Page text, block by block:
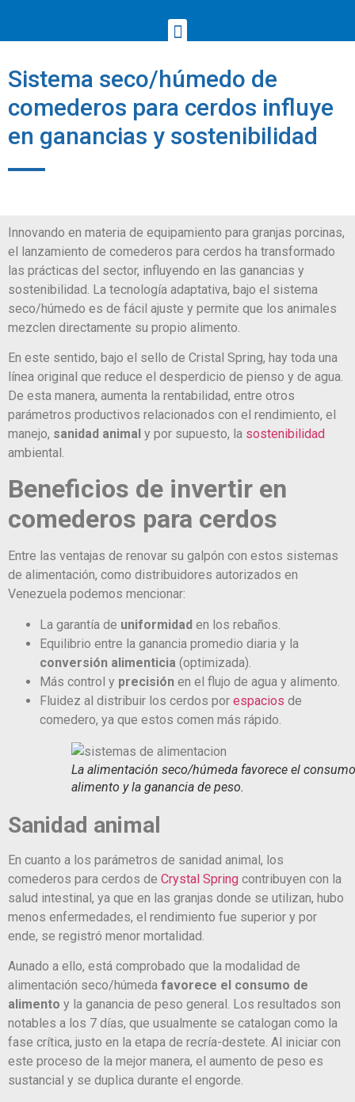
Sistema seco/húmedo de
comederos para cerdos influye
en ganancias y sostenibilidad
Innovando en materia de equipamiento para granjas porcinas,
el lanzamiento de comederos para cerdos ha transformado
las prácticas del sector, influyendo en las ganancias y
sostenibilidad. La tecnología adaptativa, bajo el sistema
seco/húmedo es de fácil ajuste y permite que los animales
mezclen directamente su propio alimento.
En este sentido, bajo el sello de Cristal Spring, hay toda una
línea original que reduce el desperdicio de pienso y de agua.
De esta manera, aumenta la rentabilidad, entre otros
parámetros productivos relacionados con el rendimiento, el
manejo, sanidad animal y por supuesto, la sostenibilidad
ambiental.
Beneficios de invertir en
comederos para cerdos
Entre las ventajas de renovar su galpón con estos sistemas
de alimentación, como distribuidores autorizados en
Venezuela podemos mencionar:
La garantía de uniformidad en los rebaños.
Equilibrio entre la ganancia promedio diaria y la
conversión alimenticia (optimizada).
Más control y precisión en el flujo de agua y alimento.
Fluidez al distribuir los cerdos por espacios de
comedero, ya que estos comen más rápido.
La alimentación seco/húmeda favorece el
alimento y la ganancia de peso.
Sanidad animal
En cuanto a los parámetros de sanidad animal, los
comederos para cerdos de Crystal Spring contribuyen con la
salud intestinal, ya que en las granjas donde se utilizan, hubo
menos enfermedades, el rendimiento fue superior y por
ende, se registró menor mortalidad.
Aunado a ello, está comprobado que la modalidad de
alimentación seco/húmeda favorece el consumo de
alimento y la ganancia de peso general. Los resultados son
notables a los 7 días, que usualmente se catalogan como la
fase crítica, justo en la etapa de recría-destete. Al iniciar con
este proceso de la mejor manera, el aumento de peso es
sustancial y se duplica durante el engorde.